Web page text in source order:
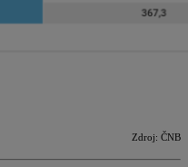
Zdroj: ČNB